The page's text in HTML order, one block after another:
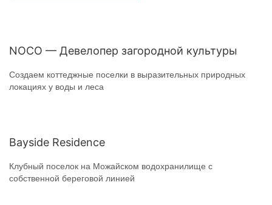
NOCO — Девелопер загородной культуры
Создаем коттеджные поселки в выразительных природных
локациях у воды и леса
Bayside Residence
Клубный поселок на Можайском водохранилище с
собственной береговой линией